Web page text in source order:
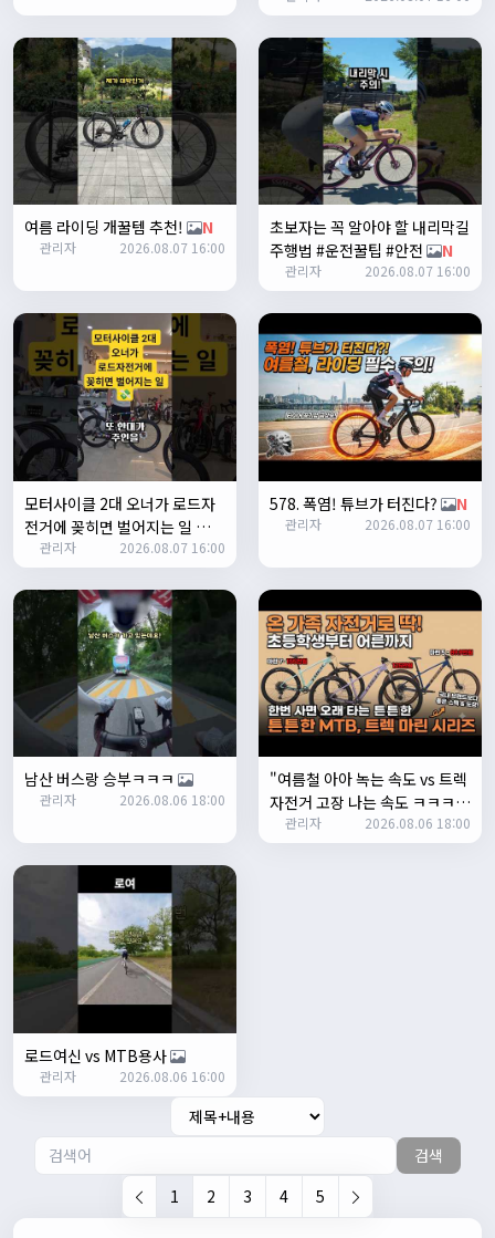
안녕하세요
1/27/2025
루나워커20:37:55
좋네요. 이것저것 많이요
열심히타자 21:12:34
설연휴인데 날씨가..ㅠㅠ
1/28/2025
꼬유10:07:01
2chun09:38:46
명절 잘 보내세요~!
명신이12:33:45
명절 잘보내세요~
2/1/2025
Leepi08:05:10
좌측 로고(메인 대문) 누르면 홈으로 이동할때 왼쪽으로 가서
눌러야 해서 불편하네요. 가운데에 있거나 빈공간을 눌러도
메인으로 이동하게 해주실수 있나요>?
2/3/2025
한번 확인해보겠습니다 :)
2/8/2025
명신이10:43:01
너무 추워요
2/10/2025
부두게이 BRBR09:54:20
잔차나라 화이팅!!
관리자10:15:31
2/14/2025
서준22:03:11
저 첫 로드로 힉스 바버비 살려하는데 괜찮나요?
2/16/2025
자출조아
15:14:23
시즌온 하신 분들 모두 안라하세요~~
시즌온이랑 안라가 몬가요?
진우01:50:08
시즌온은 시즌이 시작됬다는거고 안라는 안전한 라이딩으로
자출조아
2/20/2025
여름 라이딩 개꿀템 추천! N
관리자 2026.08.07 16:00
초보자는 꼭 알아야 할 내리막길
주행법 #운전꿀팁 #안전
N
관리자 2026.08.07 16:00
모터사이클 2대 오너가 로드자
전거에 꽂히면 벌어지는 일 💸
N
관리자 2026.08.07 16:00
578. 폭염! 튜브가 터진다? N
관리자 2026.08.07 16:00
남산 버스랑 승부ㅋㅋㅋ
관리자 2026.08.06 18:00
"여름철 아아 녹는 속도 vs 트렉
자전거 고장 나는 속도 ㅋㅋㅋ
입문용 MTB 끝판왕 추천"
관리자 2026.08.06 18:00
로드여신 vs MTB용사
관리자 2026.08.06 16:00
검색
1
2 3 4 5